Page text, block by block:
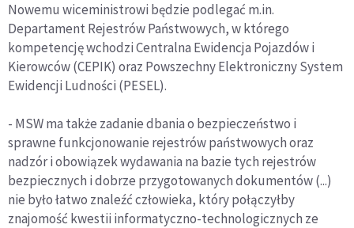
Nowemu wiceministrowi będzie podlegać m.in.
Departament Rejestrów Państwowych, w którego
kompetencję wchodzi Centralna Ewidencja Pojazdów i
Kierowców (CEPIK) oraz Powszechny Elektroniczny System
Ewidencji Ludności (PESEL).
- MSW ma także zadanie dbania o bezpieczeństwo i
sprawne funkcjonowanie rejestrów państwowych oraz
nadzór i obowiązek wydawania na bazie tych rejestrów
bezpiecznych i dobrze przygotowanych dokumentów (...)
nie było łatwo znaleźć człowieka, który połączyłby
znajomość kwestii informatyczno-technologicznych ze